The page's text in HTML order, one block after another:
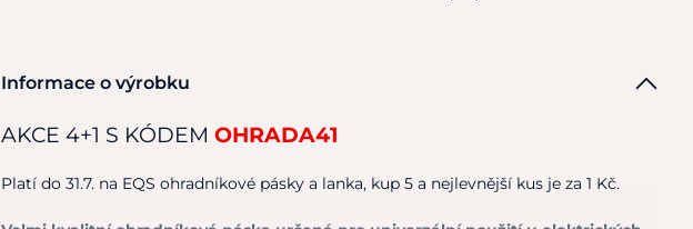
Informace o výrobku
AKCE 4+1 S KÓDEM OHRADA41
Platí do 31.7. na EQS ohradníkové pásky a lanka, kup 5 a nejlevnější kus je za 1 Kč.